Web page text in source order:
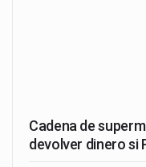
Cadena de
devolver dinero si